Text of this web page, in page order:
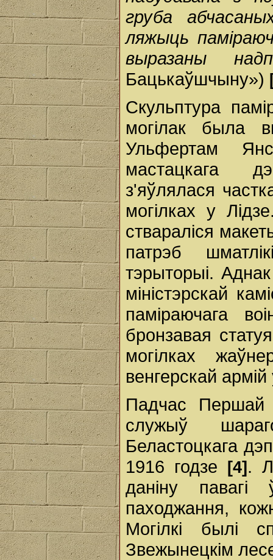
груба
ляжыць
выразаны
Бацькаўшчыну»)
Скульптура
могілак была
Ульфертам
мастацкага
з'яўлялася
могілках у
ствараліся
патрэб
тэрыторыі.
міністэрскай
паміраючага
бронзавая
могілках
венгерскай армій
Падчас Першай
служыў
Беластоцкага
1916 годзе
[4] .
даніну
паходжання,
Могілкі былі
Звежынецкім